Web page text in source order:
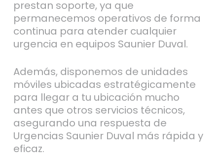
prestan soporte, ya que
permanecemos operativos de forma
continua para atender cualquier
urgencia en equipos Saunier Duval.
Además, disponemos de unidades
móviles ubicadas estratégicamente
para llegar a tu ubicación mucho
antes que otros servicios técnicos,
asegurando una respuesta de
Urgencias Saunier Duval más rápida y
eficaz.